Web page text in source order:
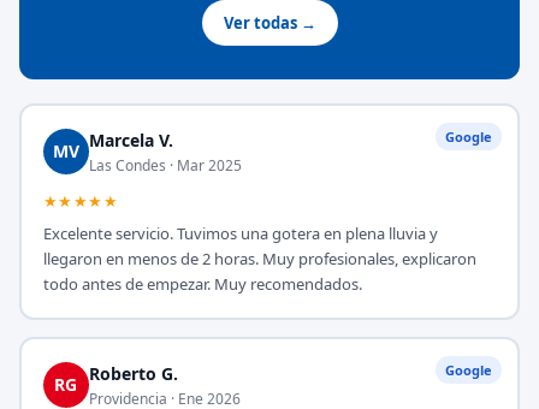
Ver todas →
Google
MV Marcela V.
Las Condes · Mar 2025
★★★★★
Excelente servicio. Tuvimos una gotera en plena lluvia y
llegaron en menos de 2 horas. Muy profesionales, explicaron
todo antes de empezar. Muy recomendados.
Google
RG Roberto G.
Providencia · Ene 2026